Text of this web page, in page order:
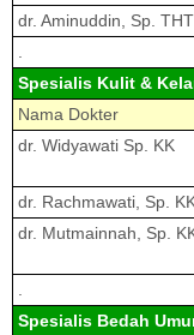
dr. Aminuddin, Sp.
Spesialis Kulit &
Nama Dokter
dr. Widyawati Sp. KK
dr. Rachmawati, Sp.
dr. Mutmainnah, Sp.
Spesialis Bedah